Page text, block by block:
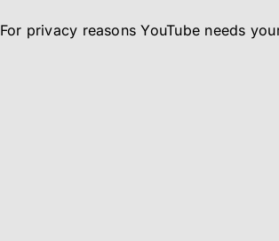
For privacy reasons YouTube needs